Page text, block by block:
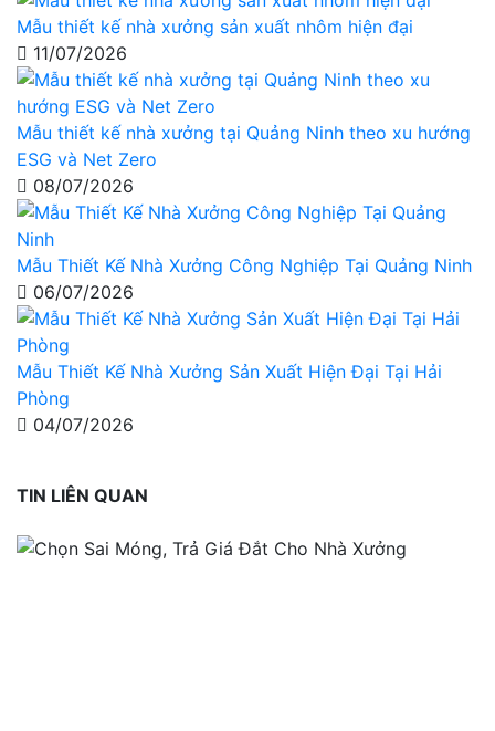
Mẫu thiết kế nhà xưởng sản xuất nhôm hiện đại
11/07/2026
Mẫu thiết kế nhà xưởng tại Quảng Ninh theo xu hướng
ESG và Net Zero
08/07/2026
Mẫu Thiết Kế Nhà Xưởng Công Nghiệp Tại Quảng Ninh
06/07/2026
Mẫu Thiết Kế Nhà Xưởng Sản Xuất Hiện Đại Tại Hải
Phòng
04/07/2026
TIN LIÊN QUAN